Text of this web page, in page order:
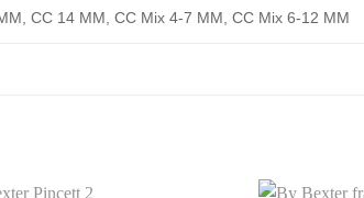
CC 14 MM, CC Mix 4-7 MM, CC Mix 6-12 MM